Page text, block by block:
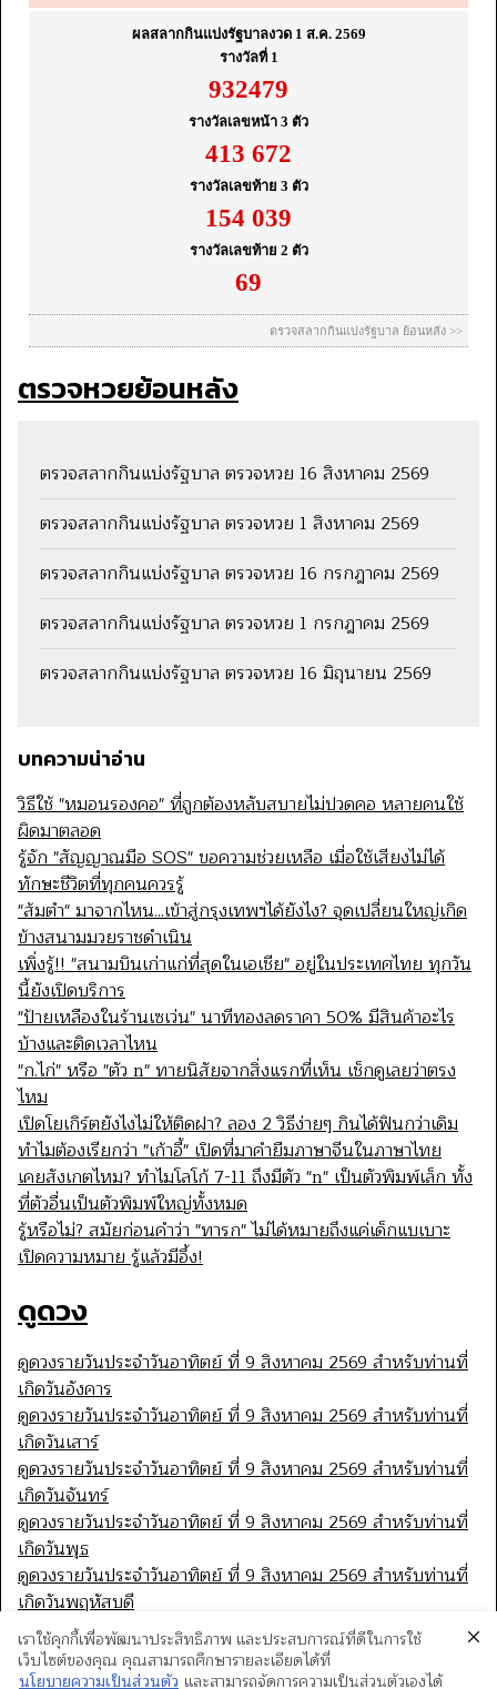
ตรวจหวยย้อนหลัง
ตรวจสลากกินแบ่งรัฐบาล ตรวจหวย 16 สิงหาคม 2569
ตรวจสลากกินแบ่งรัฐบาล ตรวจหวย 1 สิงหาคม 2569
ตรวจสลากกินแบ่งรัฐบาล ตรวจหวย 16 กรกฎาคม 2569
ตรวจสลากกินแบ่งรัฐบาล ตรวจหวย 1 กรกฎาคม 2569
ตรวจสลากกินแบ่งรัฐบาล ตรวจหวย 16 มิถุนายน 2569
บทความน่าอ่าน
วิธีใช้ "หมอนรองคอ" ที่ถูกต้องหลับสบายไม่ปวดคอ หลายคนใช้
ผิดมาตลอด
รู้จัก "สัญญาณมือ SOS" ขอความช่วยเหลือ เมื่อใช้เสียงไม่ได้
ทักษะชีวิตที่ทุกคนควรรู้
"ส้มตำ" มาจากไหน...เข้าสู่กรุงเทพฯได้ยังไง? จุดเปลี่ยนใหญ่เกิด
ข้างสนามมวยราชดำเนิน
เพิ่งรู้!! "สนามบินเก่าแก่ที่สุดในเอเชีย" อยู่ในประเทศไทย ทุกวัน
นี้ยังเปิดบริการ
"ป้ายเหลืองในร้านเซเว่น" นาทีทองลดราคา 50% มีสินค้าอะไร
บ้างและติดเวลาไหน
"ก.ไก่" หรือ "ตัว n" ทายนิสัยจากสิ่งแรกที่เห็น เช็กดูเลยว่าตรง
ไหม
เปิดโยเกิร์ตยังไงไม่ให้ติดฝา? ลอง 2 วิธีง่ายๆ กินได้ฟินกว่าเดิม
ทำไมต้องเรียกว่า "เก้าอี้" เปิดที่มาคำยืมภาษาจีนในภาษาไทย
เคยสังเกตไหม? ทำไมโลโก้ 7-11 ถึงมีตัว "n" เป็นตัวพิมพ์เล็ก ทั้ง
ที่ตัวอื่นเป็นตัวพิมพ์ใหญ่ทั้งหมด
รู้หรือไม่? สมัยก่อนคำว่า "ทารก" ไม่ได้หมายถึงแค่เด็กแบเบาะ
เปิดความหมาย รู้แล้วมีอึ้ง!
ดูดวง
ดูดวงรายวันประจำวันอาทิตย์ ที่ 9 สิงหาคม 2569 สำหรับท่านที่
เกิดวันอังคาร
ดูดวงรายวันประจำวันอาทิตย์ ที่ 9 สิงหาคม 2569 สำหรับท่านที่
เกิดวันเสาร์
ดูดวงรายวันประจำวันอาทิตย์ ที่ 9 สิงหาคม 2569 สำหรับท่านที่
เกิดวันจันทร์
ดูดวงรายวันประจำวันอาทิตย์ ที่ 9 สิงหาคม 2569 สำหรับท่านที่
เกิดวันพุธ
ดูดวงรายวันประจำวันอาทิตย์ ที่ 9 สิงหาคม 2569 สำหรับท่านที่
เกิดวันพฤหัสบดี
เราใช้คุกกี้เพื่อพัฒนาประสิทธิภาพ และประสบการณ์ที่ดีในการใช้
เว็บไซต์ของคุณ คุณสามารถศึกษารายละเอียดได้ที่
นโยบายความเป็นส่วนตัว และสามารถจัดการความเป็นส่วนตัวเองได้